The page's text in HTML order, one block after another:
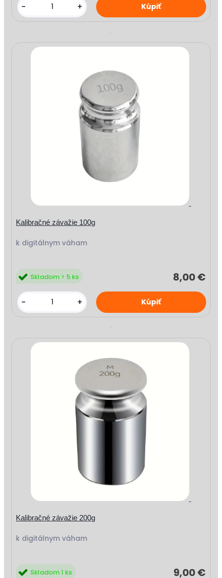
- +
Kalibračné závažie 100g
k digitálnym váham
8,00 €
Skladom > 5 ks
- +
Kalibračné závažie 200g
k digitálnym váham
9,00 €
Skladom 1 ks